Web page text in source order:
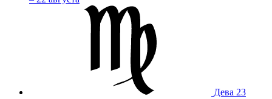
Дева 23